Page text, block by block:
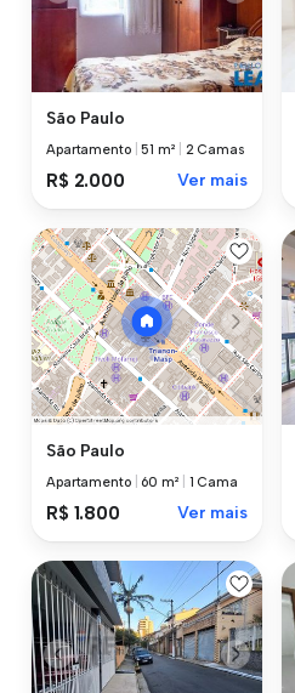
São Paulo
Apartamento |51 m² 2 Camas
R$ 2.000 Ver mais
São Paulo
Apartamento 60 m² 1 Cama
R$ 1.800 Ver mais